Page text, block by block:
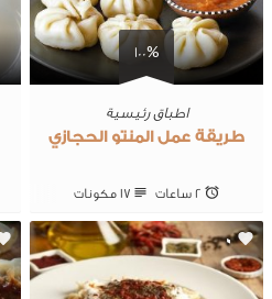
100%
اطباق رئيسية
طريقة عمل المنتو الحجازي
2 ساعات 17 ‎مكونات
0